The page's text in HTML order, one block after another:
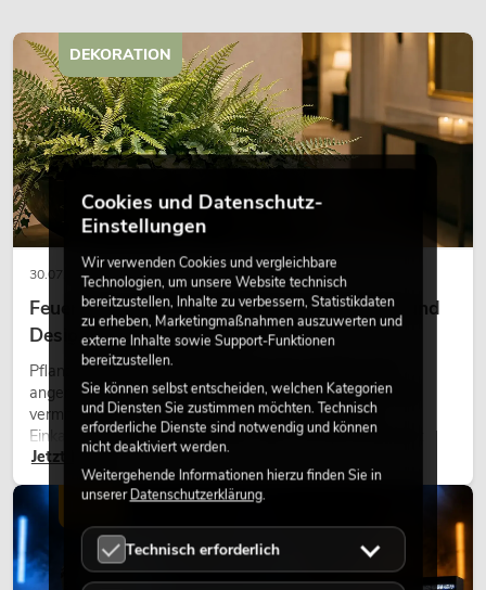
30.07.2026
Feuerhemmende Kunstpflanzen: Sicherheit und
Design perfekt kombiniert
Pflanzen machen Räume lebendig. Sie schaffen eine
angenehme Atmosphäre, verbessern das Ambiente und
vermitteln Natürlichkeit. Ob in Hotels, Restaurants,
Einkaufszentren, Bürogebäuden oder auf Messeständen:
eine hochwertige Begrünung gehört heute längst zum
modernen Raumkonzept.
Jetzt lesen
DEKORATION
LICHT
Cookies und Datenschutz-
Einstellungen
Wir verwenden Cookies und vergleichbare
Technologien, um unsere Website technisch
bereitzustellen, Inhalte zu verbessern, Statistikdaten
zu erheben, Marketingmaßnahmen auszuwerten und
externe Inhalte sowie Support-Funktionen
bereitzustellen.
Sie können selbst entscheiden, welchen Kategorien
und Diensten Sie zustimmen möchten. Technisch
erforderliche Dienste sind notwendig und können
nicht deaktiviert werden.
Weitergehende Informationen hierzu finden Sie in
unsererDatenschutzerklärung.
Technisch erforderlich